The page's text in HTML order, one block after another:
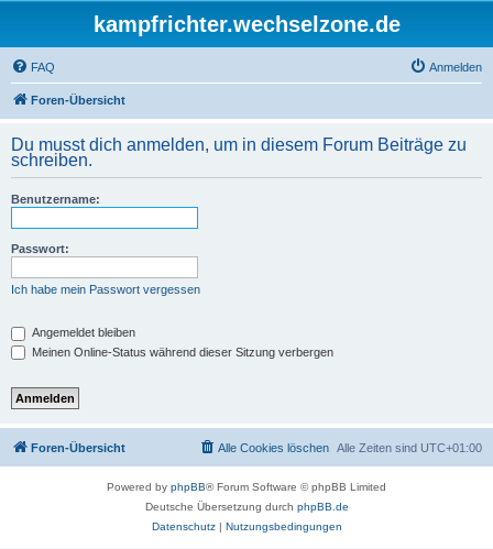
kampfrichter.wechselzone.de
FAQ Anmelden
Foren-Übersicht
Du musst dich anmelden, um in diesem Forum Beiträge zu
schreiben.
Benutzername:
Passwort:
Ich habe mein Passwort vergessen
Angemeldet bleiben
Meinen Online-Status während dieser Sitzung verbergen
Foren-Übersicht Alle Zeiten sind UTC+01:00
Alle Cookies löschen
Powered by phpBB® Forum Software © phpBB Limited
Deutsche Übersetzung durch phpBB.de
Datenschutz| Nutzungsbedingungen